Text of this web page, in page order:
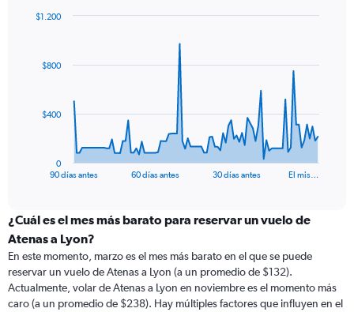
data
The
categories.
Range:
categories.
The
chart
has
90 días antes 60 días antes 30 días antes El mis…
0
$400
$800
$1.200
¿Cuál es el mes más barato para reservar un vuelo de
Atenas a Lyon?
En este momento, marzo es el mes más barato en el que se puede
reservar un vuelo de Atenas a Lyon (a un promedio de $132).
Actualmente, volar de Atenas a Lyon en noviembre es el momento más
caro (a un promedio de $238). Hay múltiples factores que influyen en el